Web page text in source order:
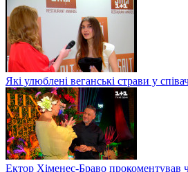
Які улюблені веганські страви у
Ектор Хіменес-Браво прокоментував